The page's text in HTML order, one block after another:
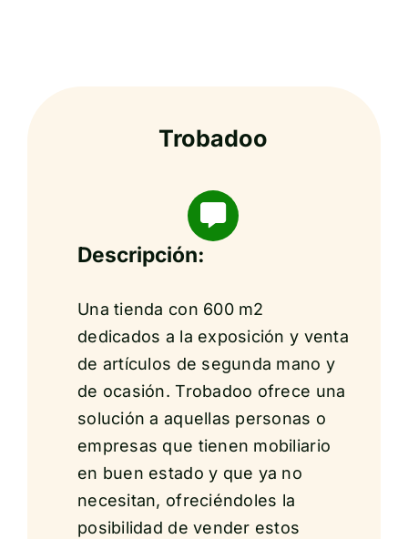
Trobadoo
Descripción:
Una tienda con 600 m2
dedicados a la exposición y venta
de artículos de segunda mano y
de ocasión. Trobadoo ofrece una
solución a aquellas personas o
empresas que tienen mobiliario
en buen estado y que ya no
necesitan, ofreciéndoles la
posibilidad de vender estos